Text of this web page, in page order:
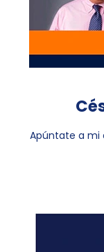
Apúntate a mi